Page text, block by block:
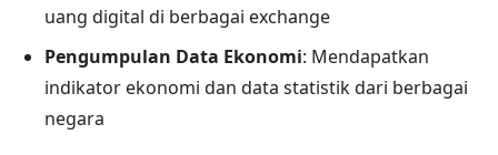
uang digital di berbagai exchange
Pengumpulan Data Ekonomi: Mendapatkan
indikator ekonomi dan data statistik dari berbagai
negara